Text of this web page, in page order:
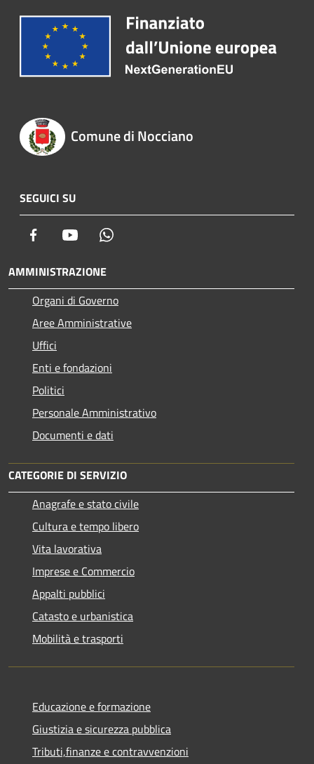
Comune di Nocciano
SEGUICI SU
Facebook Youtube
AMMINISTRAZIONE
Organi di Governo
Aree Amministrative
Uffici
Enti e fondazioni
Politici
Personale Amministrativo
Documenti e dati
CATEGORIE DI SERVIZIO
Anagrafe e stato civile
Cultura e tempo libero
Vita lavorativa
Imprese e Commercio
Appalti pubblici
Catasto e urbanistica
Mobilità e trasporti
Educazione e formazione
Giustizia e sicurezza pubblica
Tributi,finanze e contravvenzioni